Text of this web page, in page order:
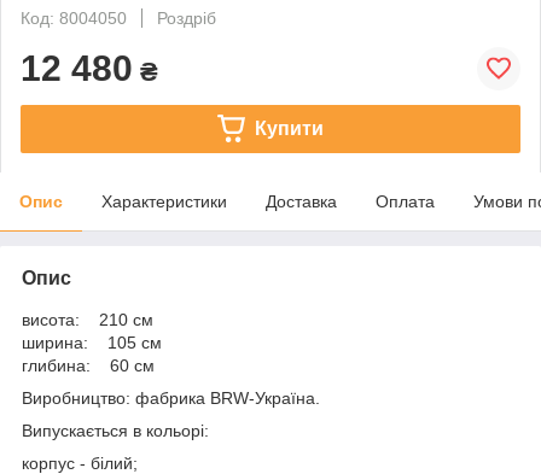
Код: 8004050
Роздріб
12 480 ₴
Купити
Опис Характеристики Доставка Оплата Умови
Опис
висота: 210 см
ширина: 105 см
глибина: 60 см
Виробництво: фабрика BRW-Україна.
Випускається в кольорі:
корпус - білий;